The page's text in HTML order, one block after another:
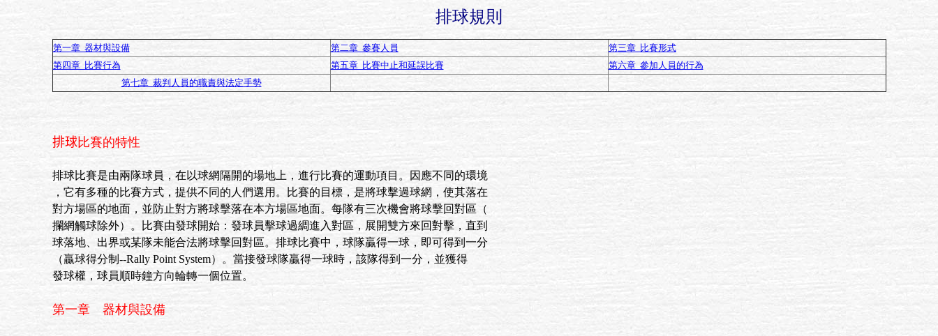
排球規則
第一章 器材與設備 第二章 參賽人員
第三章 比賽形式
第四章 比賽行為
第五章 比賽中止和延誤比賽
第六章 參加人員的行為
第七章 裁判人員的職責與法定手勢
排球比賽的特性
排球比賽是由兩隊球員，在以球網隔開的場地上，進行比賽的運動項目。因應不同的環境
，它有多種的比賽方式，提供不同的人們選用。比賽的目標，是將球擊過球網，使其落在
對方場區的地面，並防止對方將球擊落在本方場區地面。每隊有三次機會將球擊回對區（
攔網觸球除外）。比賽由發球開始：發球員擊球過綢進入對區，展開雙方來回對擊，直到
球落地、出界或某隊未能合法將球擊回對區。排球比賽中，球隊贏得一球，即可得到一分
（贏球得分制--Rally Point System）。當接發球隊贏得一球時，該隊得到一分，並獲得
發球權，球員順時鐘方向輪轉一個位置。
第一章 器材與設備